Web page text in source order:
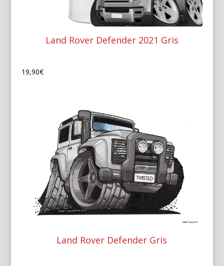
Land Rover Defender 2021 Gris
19,90€
Land Rover Defender Gris